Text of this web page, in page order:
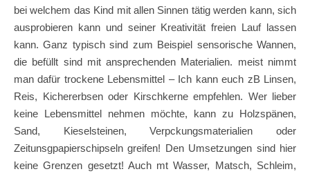
bei welchem das Kind mit allen Sinnen tätig werden kann, sich
ausprobieren kann und seiner Kreativität freien Lauf lassen
kann. Ganz typisch sind zum Beispiel sensorische Wannen,
die befüllt sind mit ansprechenden Materialien. meist nimmt
man dafür trockene Lebensmittel – Ich kann euch zB Linsen,
Reis, Kichererbsen oder Kirschkerne empfehlen. Wer lieber
keine Lebensmittel nehmen möchte, kann zu Holzspänen,
Sand, Kieselsteinen, Verpckungsmaterialien oder
Zeitunsgpapierschipseln greifen! Den Umsetzungen sind hier
keine Grenzen gesetzt! Auch mt Wasser, Matsch, Schleim,